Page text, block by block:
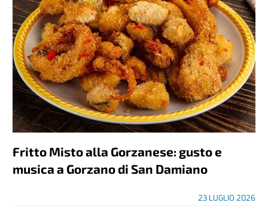
Fritto Misto alla Gorzanese: gusto e
musica a Gorzano di San Damiano
23 LUGLIO 2026